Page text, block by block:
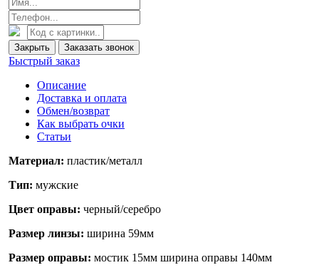
Закрыть Заказать звонок
Быстрый заказ
Описание
Доставка и оплата
Обмен/возврат
Как выбрать очки
Статьи
Материал: пластик/металл
Тип: мужские
Цвет оправы: черный/серебро
Размер линзы: ширина 59мм
Размер оправы: мостик 15мм ширина оправы 140мм